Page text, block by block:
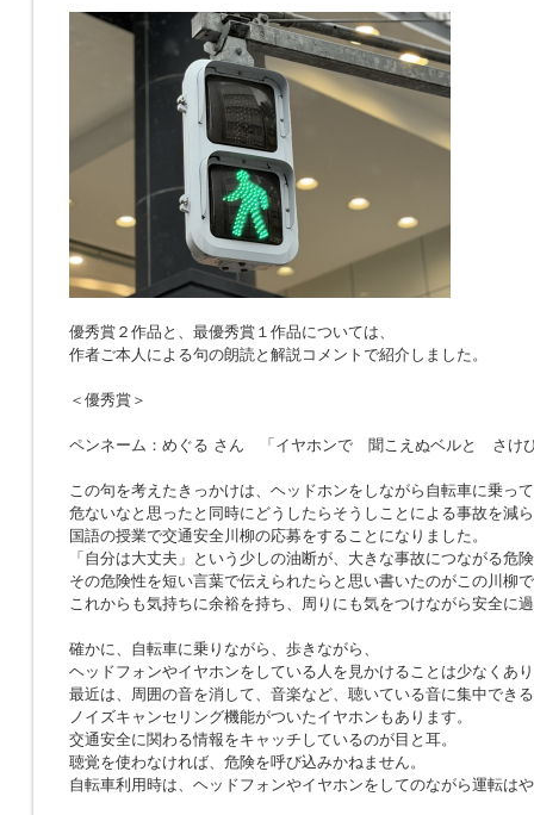
優秀賞２作品と、最優秀賞１作品については、
作者ご本人による句の朗読と解説コメントで紹介しました。
＜優秀賞＞
ペンネーム：めぐる さん 「イヤホンで 聞こえぬベルと さけ
この句を考えたきっかけは、ヘッドホンをしながら自転車に乗っ
危ないなと思ったと同時にどうしたらそうしことによる事故を減
国語の授業で交通安全川柳の応募をすることになりました。
「自分は大丈夫」という少しの油断が、大きな事故につながる危
その危険性を短い言葉で伝えられたらと思い書いたのがこの川柳
これからも気持ちに余裕を持ち、周りにも気をつけながら安全に
確かに、自転車に乗りながら、歩きながら、
ヘッドフォンやイヤホンをしている人を見かけることは少なくあ
最近は、周囲の音を消して、音楽など、聴いている音に集中できる
ノイズキャンセリング機能がついたイヤホンもあります。
交通安全に関わる情報をキャッチしているのが目と耳。
聴覚を使わなければ、危険を呼び込みかねません。
自転車利用時は、ヘッドフォンやイヤホンをしてのながら運転は